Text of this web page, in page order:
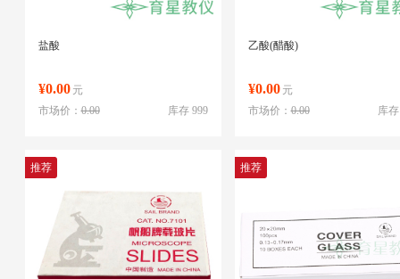
盐酸
¥0.00 元
库存 999
市场价：0.00
乙酸(醋酸)
¥0.00 元
库
市场价：0.00
推荐 推荐